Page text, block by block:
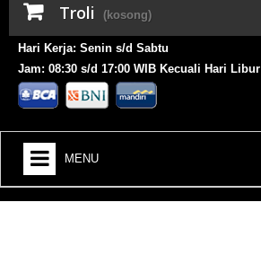
Troli (kosong)
Hari Kerja: Senin s/d Sabtu
Jam: 08:30 s/d 17:00 WIB Kecuali Hari Libur
MENU